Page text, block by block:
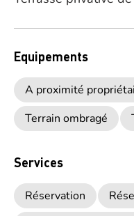
Equipements
A proximité
Terrain ombragé
Services
Réservation